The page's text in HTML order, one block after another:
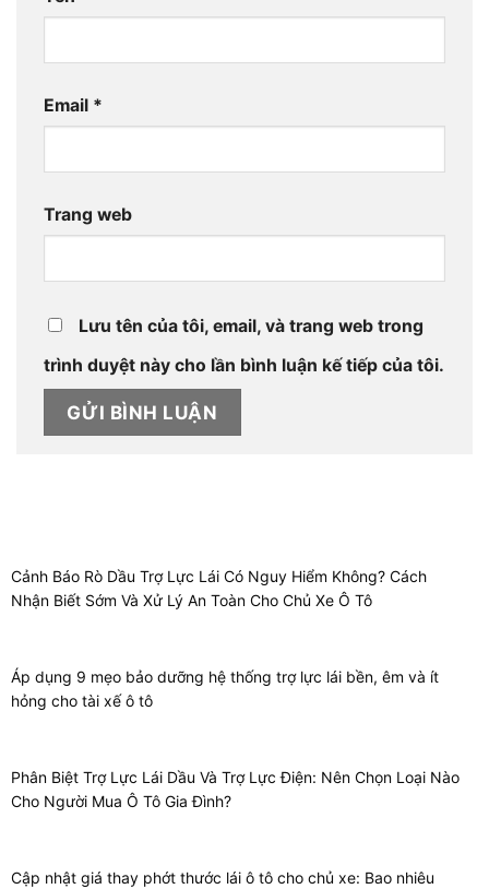
Email *
Trang web
Lưu tên của tôi, email, và trang web trong
trình duyệt này cho lần bình luận kế tiếp của tôi.
Cảnh Báo Rò Dầu Trợ Lực Lái Có Nguy Hiểm Không? Cách
Nhận Biết Sớm Và Xử Lý An Toàn Cho Chủ Xe Ô Tô
Áp dụng 9 mẹo bảo dưỡng hệ thống trợ lực lái bền, êm và ít
hỏng cho tài xế ô tô
Phân Biệt Trợ Lực Lái Dầu Và Trợ Lực Điện: Nên Chọn Loại Nào
Cho Người Mua Ô Tô Gia Đình?
Cập nhật giá thay phớt thước lái ô tô cho chủ xe: Bao nhiêu